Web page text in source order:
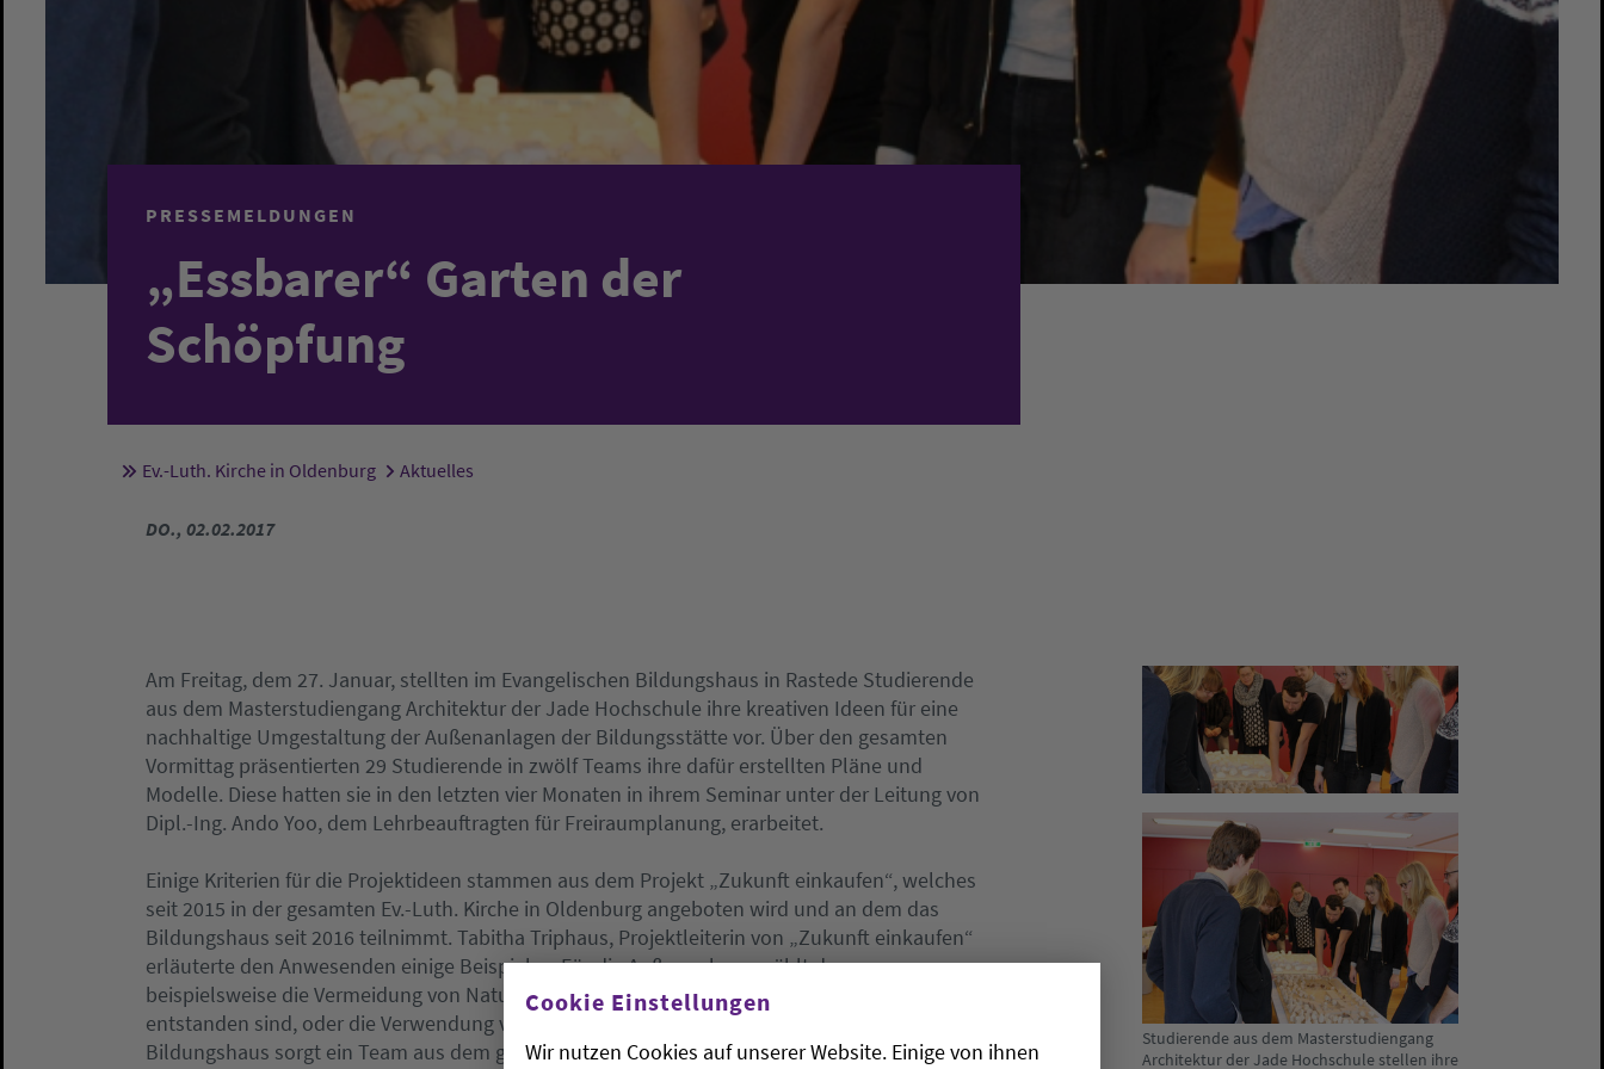
PRESSEMELDUNGEN
„Essbarer“ Garten der
Schöpfung
Sie sind hier:
Ev.-Luth. Kirche in Oldenburg Aktuelles
DO., 02.02.2017
Am Freitag, dem 27. Januar, stellten im Evangelischen Bildungshaus in Rastede Studierende
aus dem Masterstudiengang Architektur der Jade Hochschule ihre kreativen Ideen für eine
nachhaltige Umgestaltung der Außenanlagen der Bildungsstätte vor. Über den gesamten
Vormittag präsentierten 29 Studierende in zwölf Teams ihre dafür erstellten Pläne und
Modelle. Diese hatten sie in den letzten vier Monaten in ihrem Seminar unter der Leitung von
Dipl.-Ing. Ando Yoo, dem Lehrbeauftragten für Freiraumplanung, erarbeitet.
Einige Kriterien für die Projektideen stammen aus dem Projekt „Zukunft einkaufen“, welches
seit 2015 in der gesamten Ev.-Luth. Kirche in Oldenburg angeboten wird und an dem das
Bildungshaus seit 2016 teilnimmt. Tabitha Triphaus, Projektleiterin von „Zukunft einkaufen“
erläuterte den Anwesenden einige Beispiele: „Für die Außenanlagen zählt dazu
beispielsweise die Vermeidung von Natursteinen, die durch ausbeuterische Kinderarbeit
entstanden sind, oder die Verwendung von Tropenholz“. Für die schrittweise Umsetzung im
Bildungshaus sorgt ein Team aus dem gesamten Mitarbeiterkreis, dem u.a. die Pädagogen
Studierende aus dem Masterstudiengang
Architektur der Jade Hochschule stellen ihre
Cookie Einstellungen
Wir nutzen Cookies auf unserer Website. Einige von ihnen